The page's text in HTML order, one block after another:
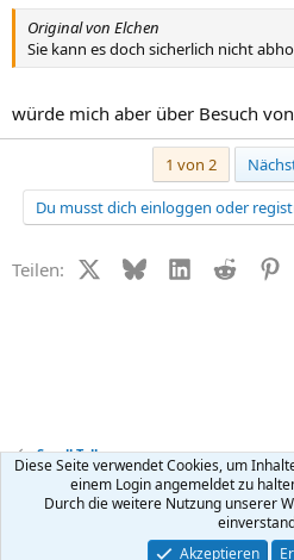
Original von Elchen
Sie kann es doch sicherlich nicht
würde mich aber über Besuch
1 von 2
Du musst dich einloggen oder
Teilen: X (Twitter)
BlueskyLinkedIn
Reddit
Small Talk
Kontakt Nutzungsbedingungen
Community platform by XenForo ® © 2010-
Diese Seite verwendet Cookies, um
einem Login angemeldet zu
Durch die weitere Nutzung unserer
Akzeptieren